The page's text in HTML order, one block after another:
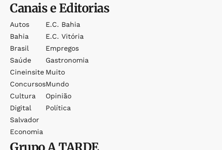
Canais e Editorias
Autos
Bahia
Brasil
Saúde
Cineinsite
Concursos
Cultura
Digital
Salvador
Economia
E.c. Bahia
E.c. Vitória
Empregos
Gastronomia
Muito
Mundo
Opinião
Política